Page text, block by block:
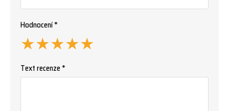
Hodnocení *
★
★
★
★
★
Text recenze *